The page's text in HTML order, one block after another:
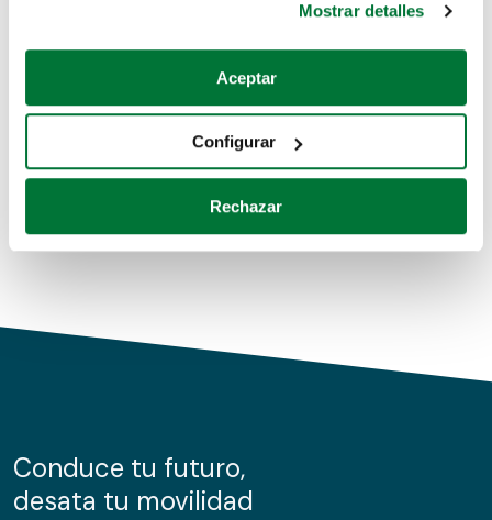
Si lo permite, también quisiéramos:
Recopilar información sobre su ubicación geográfica
Identificar su dispositivo analizándolo activamente
para buscar características específicas (huellas
Obtenga más información sobre cómo se procesan sus
de cookies.
información sobre el uso que haga del sitio web con
nuestros partners de redes sociales, publicidad y análisis
Mostrar detalles
Aceptar
Configurar
Rechazar
Coches de segunda mano
Coches de km0
Conduce tu futuro,
desata tu movilidad